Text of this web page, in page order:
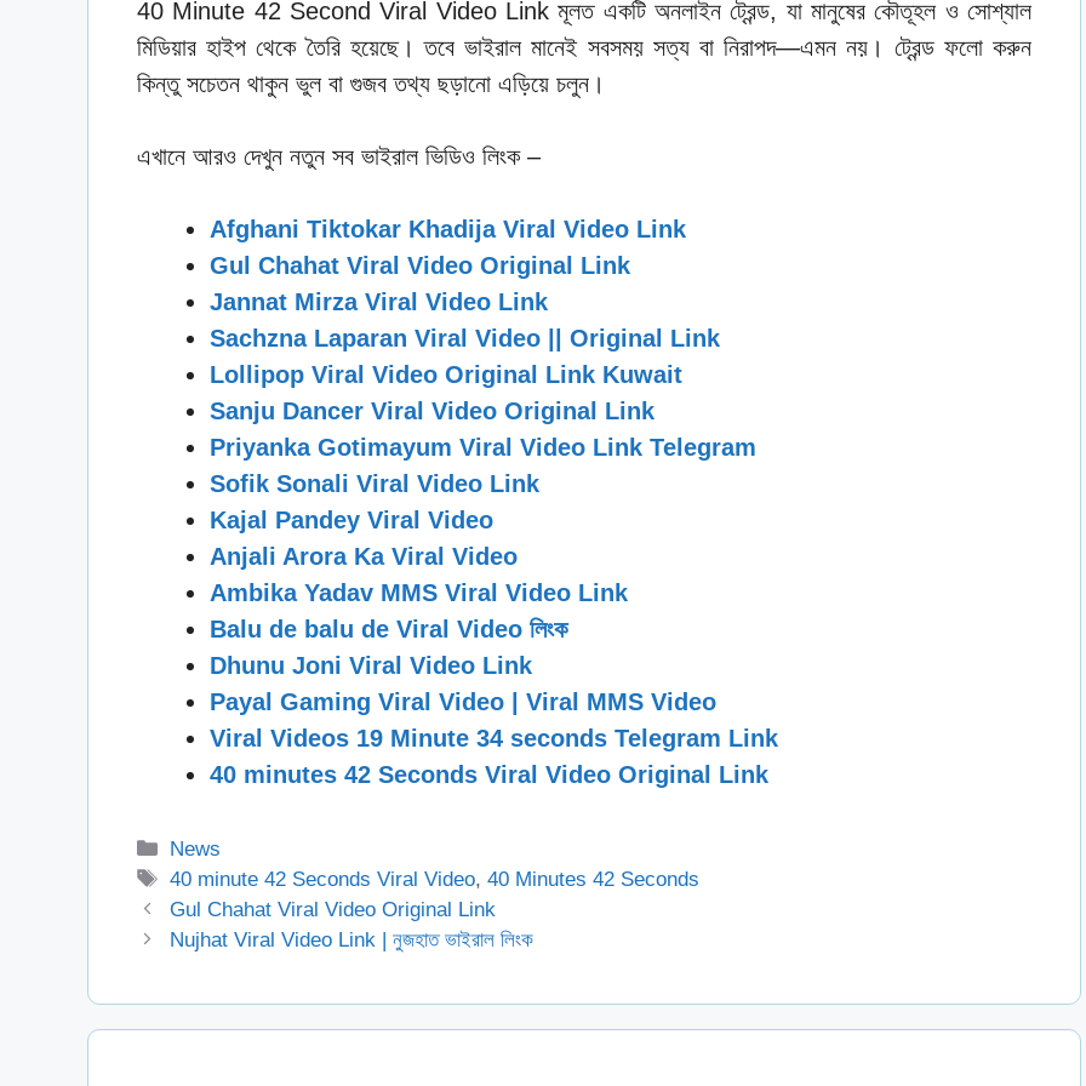
40 Minute 42 Second Viral Video Link মূলত একটি অনলাইন ট্রেন্ড, যা মানুষের কৌতূহল ও সোশ্যাল
মিডিয়ার হাইপ থেকে তৈরি হয়েছে। তবে ভাইরাল মানেই সবসময় সত্য বা নিরাপদ—এমন নয়। ট্রেন্ড ফলো করুন
কিন্তু সচেতন থাকুন ভুল বা গুজব তথ্য ছড়ানো এড়িয়ে চলুন।
এখানে আরও দেখুন নতুন সব ভাইরাল ভিডিও লিংক –
Afghani Tiktokar Khadija Viral Video Link
Gul Chahat Viral Video Original Link
Jannat Mirza Viral Video Link
Sachzna Laparan Viral Video || Original Link
Lollipop Viral Video Original Link Kuwait
Sanju Dancer Viral Video Original Link
Priyanka Gotimayum Viral Video Link Telegram
Sofik Sonali Viral Video Link
Kajal Pandey Viral Video
Anjali Arora Ka Viral Video
Ambika Yadav MMS Viral Video Link
Balu de balu de Viral Video লিংক
Dhunu Joni Viral Video Link
Payal Gaming Viral Video | Viral MMS Video
Viral Videos 19 Minute 34 seconds Telegram Link
40 minutes 42 Seconds Viral Video Original Link
Categories
News
Tags
40 minute 42 Seconds Viral Video,40 Minutes 42 Seconds
Gul Chahat Viral Video Original Link
Nujhat Viral Video Link | নুজহাত ভাইরাল লিংক